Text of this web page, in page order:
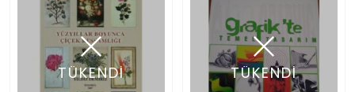
TÜKENDİ TÜKENDİ